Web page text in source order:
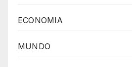
ECONOMIA
MUNDO